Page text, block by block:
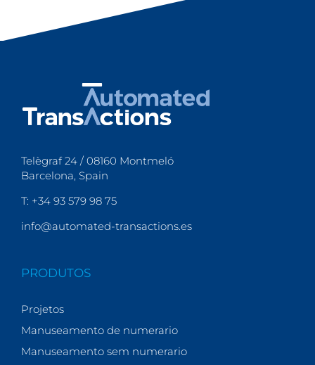
Telègraf 24 / 08160 Montmeló
Barcelona, Spain
T: +34 93 579 98 75
info@automated-transactions.es
PRODUTOS
Projetos
Manuseamento de numerario
Manuseamento sem numerario